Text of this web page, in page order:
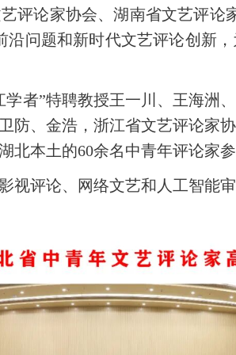
评论家协会、湖南省文艺评
问题和新时代文艺评论创新
者”特聘教授王一川、王海洲
防、金浩，浙江省文艺评论家
本土的60余名中青年评论家参
视评论、网络文艺和人工智能